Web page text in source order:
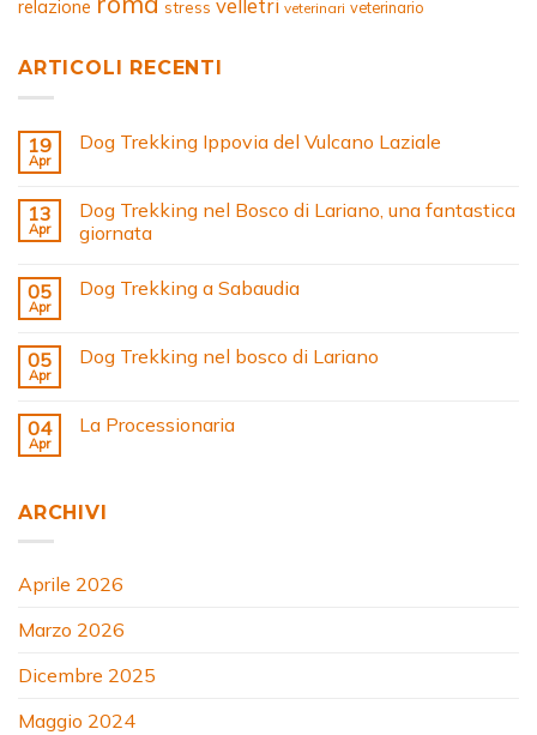
relazione stress velletri veterinari veterinario
ARTICOLI RECENTI
19
Apr
Dog Trekking Ippovia del Vulcano Laziale
13
Apr
Dog Trekking nel Bosco di Lariano, una fantastica
giornata
05
Apr
Dog Trekking a Sabaudia
05
Apr
Dog Trekking nel bosco di Lariano
04
Apr
La Processionaria
ARCHIVI
Aprile 2026
Marzo 2026
Dicembre 2025
Maggio 2024